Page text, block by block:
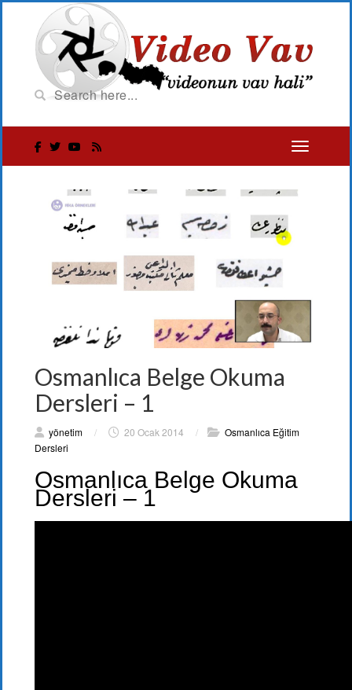
Osmanlıca Belge Okuma
Dersleri – 1
yönetim / 20 Ocak 2014 /
Osmanlıca Eğitim
Dersleri
Osmanlıca Belge Okuma
Dersleri – 1